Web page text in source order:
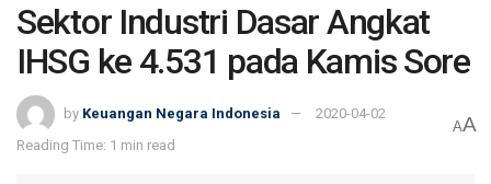
Sektor Industri Dasar Angkat
IHSG ke 4.531 pada Kamis Sore
by Keuangan Negara Indonesia
2020-04-02
Reading Time: 1 min read
AA